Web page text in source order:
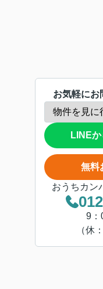
お気軽にお
LINE
無料
おうちカン
9：
（休